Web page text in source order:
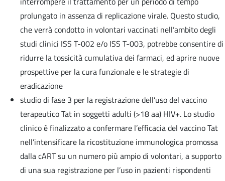
prolungato in assenza di replicazione virale. Questo studio,
che verrà condotto in volontari vaccinati nell’ambito degli
studi clinici ISS T-002 e/o ISS T-003, potrebbe consentire di
ridurre la tossicità cumulativa dei farmaci, ed aprire nuove
prospettive per la cura funzionale e le strategie di
eradicazione
studio di fase 3 per la registrazione dell’uso del vaccino
terapeutico Tat in soggetti adulti (>18 aa) HIV+. Lo studio
clinico è finalizzato a confermare l’efficacia del vaccino Tat
nell’intensificare la ricostituzione immunologica promossa
dalla cART su un numero più ampio di volontari, a supporto
di una sua registrazione per l’uso in pazienti rispondenti